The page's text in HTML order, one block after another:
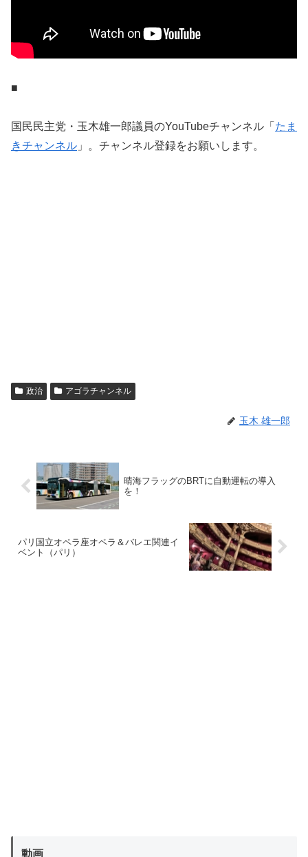
■
国民民主党・玉木雄一郎議員のYouTubeチャンネル「 たま
きチャンネル 」。チャンネル登録をお願いします。
政治 アゴラチャンネル
玉木 雄一郎
晴海フラッグのBRTに自動運転の導入
を！
パリ国立オペラ座オペラ＆バレエ関連イ
ベント（パリ）
動画